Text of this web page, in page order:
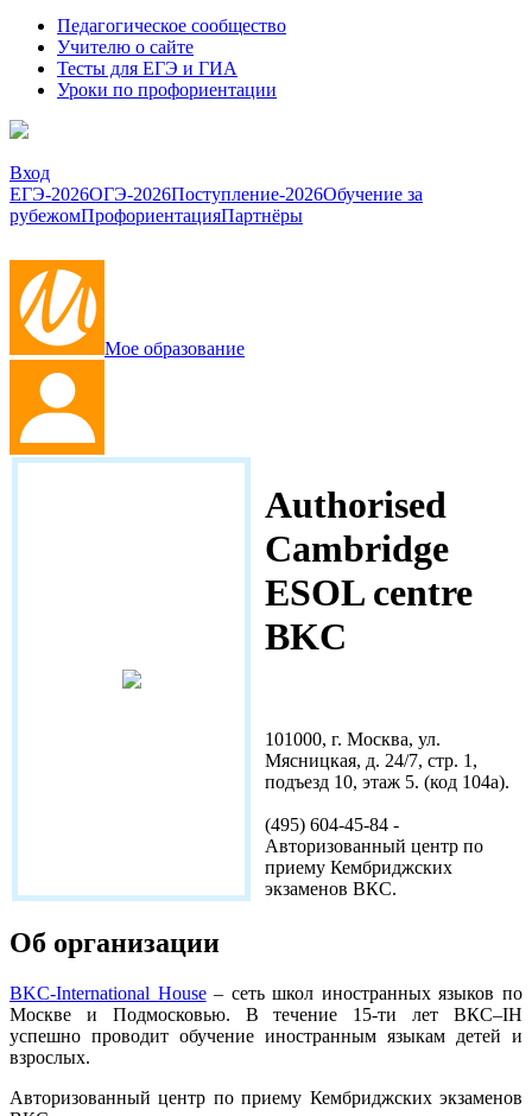
Педагогическое сообщество
Учителю о сайте
Тесты для ЕГЭ и ГИА
Уроки по профориентации
Вход
ЕГЭ-2026ОГЭ-2026Поступление-2026Обучение за
рубежомПрофориентацияПартнёры
Мое образование
Authorised
Cambridge
ESOL centre
BKC
101000, г. Москва, ул.
Мясницкая, д. 24/7, стр. 1,
подъезд 10, этаж 5. (код 104а).
(495) 604-45-84 -
Авторизованный центр по
приему Кембриджских
экзаменов ВКС.
Об организации
BKC-International House– сеть школ иностранных языков по
Москве и Подмосковью. В течение 15-ти лет ВКС–IH
успешно проводит обучение иностранным языкам детей и
взрослых.
Авторизованный центр по приему Кембриджских экзаменов